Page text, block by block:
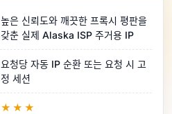
높은 신뢰도와 깨끗한 프록시 평판을
갖춘 실제 Alaska ISP 주거용 IP
요청당 자동 IP 순환 또는 요청 시 고
정 세션
★★★